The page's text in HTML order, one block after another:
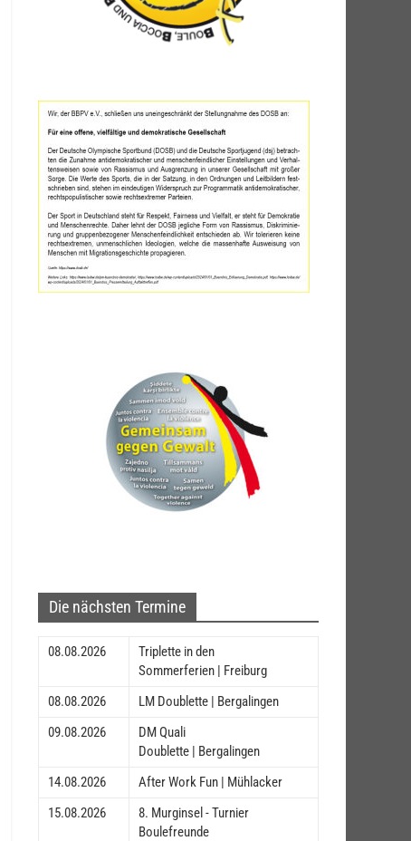
Die nächsten Termine
08.08.2026
Triplette in den
Sommerferien | Freiburg
08.08.2026
LM Doublette | Bergalingen
09.08.2026
DM Quali
Doublette | Bergalingen
14.08.2026
After Work Fun | Mühlacker
15.08.2026
8. Murginsel - Turnier
Boulefreunde